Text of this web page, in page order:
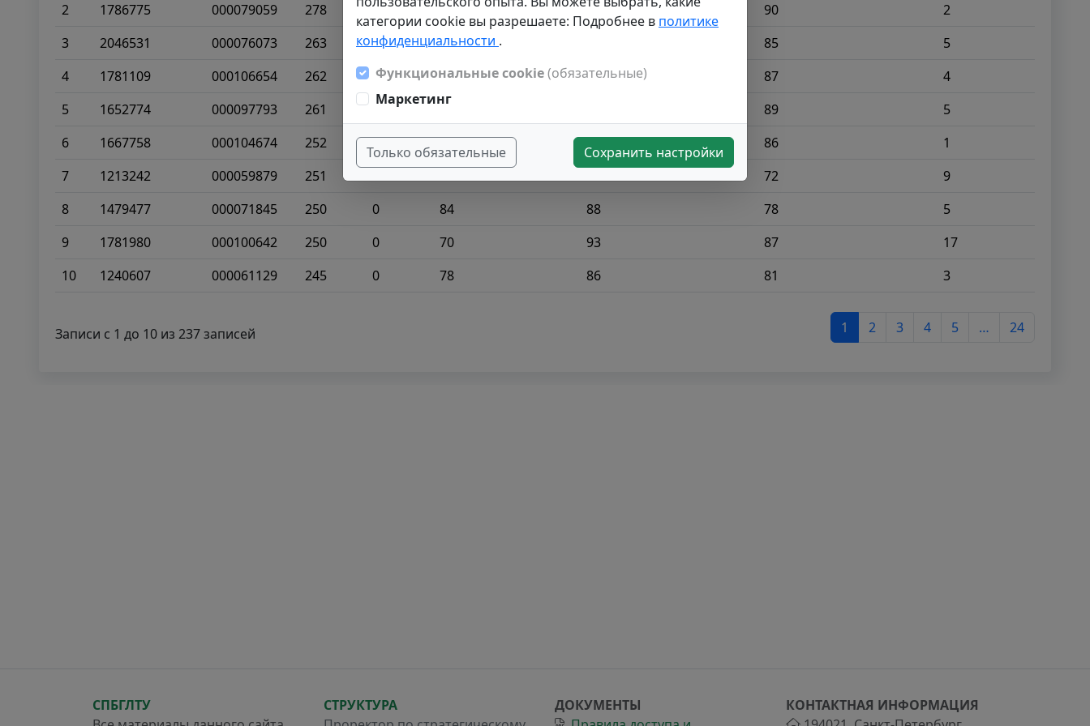
2
1786775 000079059 278 10 80 98 90
2
3
2046531 000076073 263 0 90 85
5
4
1781109 000106654 262 0 90 85 87
4
5
1652774 000097793 261 0 86 89
5
6
1667758 000104674 252 10 95 61 86
1
7
1213242 000059879 251 72
9
8
1479477 000071845 250 0 84 88 78
5
9
1781980 000100642 250 0 70 93 87
17
10
1240607 000061129 245 0 78 86 81 3
Записи с 1 до 10 из 237 записей 1 2 3 4 5 … 24
СПБГЛТУ
СТРУКТУРА
ДОКУМЕНТЫ
КОНТАКТНАЯ ИНФОРМАЦИЯ
категории cookie вы разрешаете: Подробнее в политике
конфиденциальности .
Функциональные cookie(обязательные)
Маркетинг
Только обязательные Сохранить настройки